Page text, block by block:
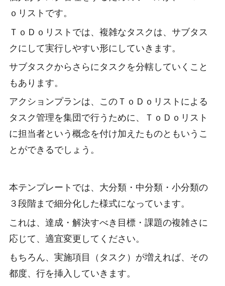
ｏリストです。
ＴｏＤｏリストでは、複雑なタスクは、サブタス
クにして実行しやすい形にしていきます。
サブタスクからさらにタスクを分轄していくこと
もあります。
アクションプランは、このＴｏＤｏリストによる
タスク管理を集団で行うために、ＴｏＤｏリスト
に担当者という概念を付け加えたものともいうこ
とができるでしょう。
本テンプレートでは、大分類・中分類・小分類の
３段階まで細分化した様式になっています。
これは、達成・解決すべき目標・課題の複雑さに
応じて、適宜変更してください。
もちろん、実施項目（タスク）が増えれば、その
都度、行を挿入していきます。